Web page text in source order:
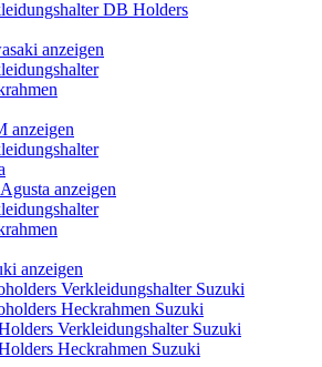
DB Holders
anzeigen
anzeigen
anzeigen
anzeigen
Verkleidungshalter Suzuki
Heckrahmen Suzuki
Verkleidungshalter Suzuki
Heckrahmen Suzuki